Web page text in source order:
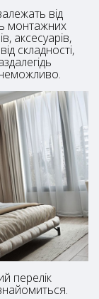
від
монтажних
аксесуарів,
складності,
неможливо.
перелік